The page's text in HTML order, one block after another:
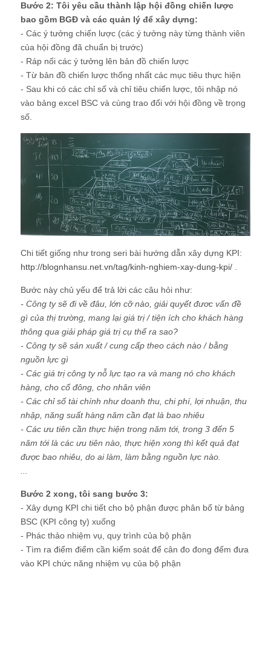
Bước 2: Tôi yêu cầu thành lập hội đồng chiến lược
bao gồm BGĐ và các quản lý để xây dựng:
- Các ý tưởng chiến lược (các ý tưởng này từng thành viên
của hội đồng đã chuẩn bị trước)
- Ráp nối các ý tưởng lên bản đồ chiến lược
- Từ bản đồ chiến lược thống nhất các mục tiêu thực hiện
- Sau khi có các chỉ số và chỉ tiêu chiến lược, tôi nhập nó
vào bảng excel BSC và cùng trao đổi với hội đồng về trọng
số.
Chi tiết giống như trong seri bài hướng dẫn xây dựng KPI:
http://blognhansu.net.vn/tag/kinh-nghiem-xay-dung-kpi/ .
Bước này chủ yếu để trả lời các câu hỏi như:
- Công ty sẽ đi về đâu, lớn cỡ nào, giải quyết đươc vấn đề
gì của thị trường, mang lại giá trị / tiện ích cho khách hàng
thông qua giải pháp giá trị cụ thể ra sao?
- Công ty sẽ sản xuất / cung cấp theo cách nào / bằng
nguồn lực gì
- Các giá trị công ty nỗ lực tạo ra và mang nó cho khách
hàng, cho cổ đông, cho nhân viên
- Các chỉ số tài chính như doanh thu, chi phí, lợi nhuận, thu
nhập, năng suất hàng năm cần đạt là bao nhiêu
- Các ưu tiên cần thực hiện trong năm tới, trong 3 đến 5
năm tới là các ưu tiên nào, thực hiện xong thì kết quả đạt
được bao nhiêu, do ai làm, làm bằng nguồn lực nào.
...
Bước 2 xong, tôi sang bước 3:
- Xây dựng KPI chi tiết cho bộ phận được phân bổ từ bảng
BSC (KPI công ty) xuống
- Phác thảo nhiệm vụ, quy trình của bộ phận
- Tìm ra điểm điểm cần kiểm soát để cân đo đong đếm đưa
vào KPI chức năng nhiệm vụ của bộ phận